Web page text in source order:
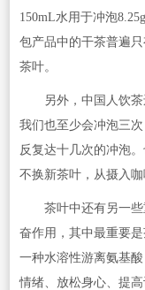
150mL水用于冲泡
包产品中的干茶普遍
茶叶。
另外，中国人饮茶
我们也至少会冲泡三
反复达十几次的冲泡
不换新茶叶，从摄入咖
茶叶中还有另一些
奋作用，其中最重要
一种水溶性游离氨基
情绪、放松身心、提